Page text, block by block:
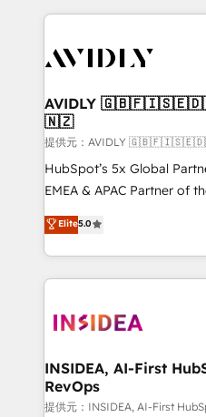
digital agency and an
CRM and webdesign (We
AVIDLY
🇳🇿
提供元：AVIDLY
HubSpot’s 5x Global
EMEA & APAC Partner of
experienced and fully
Partner. 🚀 With 2,750+ HubSpot projects delivered
and 370+ specialists
we de-risk complex CRM
multi-region migrations
scale. 🏆 HubSpot’s CEO called us “the partner of the
future.” Others agree it is
measurable impact.
Elite5.0
INSIDEA, AI-First
RevOps
提供元：INSIDEA, AI-First